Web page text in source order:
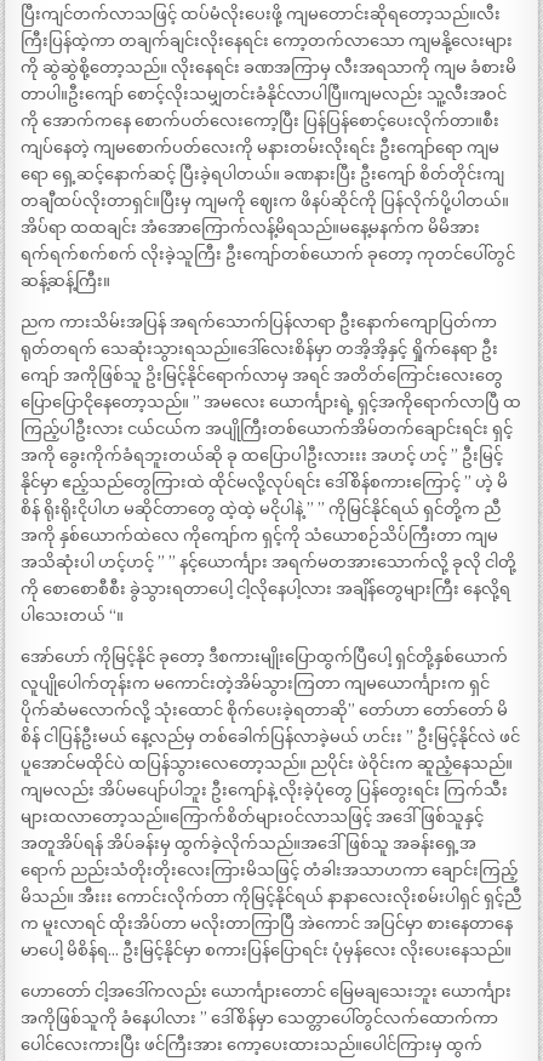
ပြီးကျင်တက်လာသဖြင့် ထပ်မံလိုးပေးဖို့ ကျမတောင်းဆိုရတော့သည်။လီး
ကြီးပြန်ထဲ့ကာ တချက်ချင်းလိုးနေရင်း ကော့တက်လာသော ကျမနို့လေးများ
ကို ဆွဲဆွဲစို့တော့သည်။ လိုးနေရင်း ခဏအကြာမှ လီးအရသာကို ကျမ ခံစားမိ
တာပါ။ဦးကျော် စောင့်လိုးသမျှတင်းခံနိုင်လာပါပြီ။ကျမလည်း သူ့လီးအဝင်
ကို အောက်ကနေ စောက်ပတ်လေးကော့ပြီး ပြန်ပြန်စောင့်ပေးလိုက်တာ။စီး
ကျပ်နေတဲ့ ကျမစောက်ပတ်လေးကို မနားတမ်းလိုးရင်း ဦးကျော်ရော ကျမ
ရော ရှေ့ဆင့်နောက်ဆင့် ပြီးခဲ့ရပါတယ်။ ခဏနားပြီး ဦးကျော် စိတ်တိုင်းကျ
တချီထပ်လိုးတာရှင်။ပြီးမှ ကျမကို ဈေးက ဖိနပ်ဆိုင်ကို ပြန်လိုက်ပို့ပါတယ်။
အိပ်ရာ ထထချင်း အံအောကြောက်လန့်မိရသည်။မနေ့မနက်က မိမိအား
ရက်ရက်စက်စက် လိုးခဲ့သူကြီး ဦးကျော်တစ်ယောက် ခုတော့ ကုတင်ပေါ်တွင်
ဆန့်ဆန့်ကြီး။
ညက ကားသိမ်းအပြန် အရက်သောက်ပြန်လာရာ ဦးနောက်ကျောပြတ်ကာ
ရုတ်တရက် သေဆုံးသွားရသည်။ဒေါ်လေးစိန်မှာ တအိ့အိ့နှင့် ရှိုက်နေရာ ဦး
ကျော် အကိုဖြစ်သူ ဥိးမြင့်နိုင်ရောက်လာမှ အရင် အတိတ်ကြောင်းလေးတွေ
ပြောပြောငိုနေတော့သည်။ ” အမလေး ယောင်္ကျားရဲ့ ရှင့်အကိုရောက်လာပြီ ထ
ကြည့်ပါဦးလား ငယ်ငယ်က အပျိုကြီးတစ်ယောက်အိမ်တက်ချောင်းရင်း ရှင့်
အကို ခွေးကိုက်ခံရဘူးတယ်ဆို ခု ထပြောပါဦးလားးး အဟင့် ဟင့် ” ဦးမြင့်
နိုင်မှာ ဧည့်သည်တွေကြားထဲ ထိုင်မလို့လုပ်ရင်း ဒေါ်စိန်စကားကြောင့် ” ဟဲ့ မိ
စိန် ရိုးရိုးငိုပါဟ မဆိုင်တာတွေ ထဲ့ထဲ့ မငိုပါနဲ့ ” ” ကိုမြင်နိုင်ရယ် ရှင်တို့က ညီ
အကို နှစ်ယောက်ထဲလေ ကိုကျော်က ရှင့်ကို သံယောစဉ်သိပ်ကြီးတာ ကျမ
အသိဆုံးပါ ဟင့်ဟင့် ” ” နင့်ယောင်္ကျား အရက်မတအားသောက်လို့ ခုလို ငါတို့
ကို စောစောစီစီး ခွဲသွားရတာပေါ့ ငါ့လိုနေပါ့လား အချိန်တွေများကြီး နေလို့ရ
ပါသေးတယ် “။
အော်ဟော် ကိုမြင့်နိုင် ခုတော့ ဒီစကားမျိုးပြောထွက်ပြီပေါ့ ရှင်တို့နှစ်ယောက်
လူပျိုပေါက်တုန်းက မကောင်းတဲ့အိမ်သွားကြတာ ကျမယောင်္ကျားက ရှင်
ပိုက်ဆံမလောက်လို့ သုံးထောင် စိုက်ပေးခဲ့ရတာဆို” တော်ဟာ တော်တော် မိ
စိန် ငါပြန်ဦးမယ် နေ့လည်မှ တစ်ခေါက်ပြန်လာခဲ့မယ် ဟင်းး ” ဦးမြင့်နိုင်လဲ ဖင်
ပူအောင်မထိုင်ပဲ ထပြန်သွားလေတော့သည်။ ညပိုင်း ဖဲဝိုင်းက ဆူညံ့နေသည်။
ကျမလည်း အိပ်မပျော်ပါဘူး ဦးကျော်နဲ့ လိုးခဲ့ပုံတွေ ပြန်တွေးရင်း ကြက်သီး
များထလာတော့သည်။ကြောက်စိတ်များဝင်လာသဖြင့် အဒေါ်ဖြစ်သူနှင့်
အတူအိပ်ရန် အိပ်ခန်းမှ ထွက်ခဲ့လိုက်သည်။အဒေါ်ဖြစ်သူ အခန်းရှေ့အ
ရောက် ညည်းသံတိုးတိုးလေးကြားမိသဖြင့် တံခါးအသာဟကာ ချောင်းကြည့်
မိသည်။ အီးးး ကောင်းလိုက်တာ ကိုမြင့်နိုင်ရယ် နာနာလေးလိုးစမ်းပါရှင် ရှင့်ညီ
က မူးလာရင် ထိုးအိပ်တာ မလိုးတာကြာပြီ အဲကောင် အပြင်မှာ စားနေတာနေ
မာပေါ့ မိစိန်ရ… ဦးမြင့်နိုင်မှာ စကားပြန်ပြောရင်း ပုံမှန်လေး လိုးပေးနေသည်။
ဟောတော် ငါ့အဒေါ်ကလည်း ယောင်္ကျားတောင် မြေမချသေးဘူး ယောင်္ကျား
အကိုဖြစ်သူကို ခံနေပါလား ” ဒေါ်စိန်မှာ သေတ္တာပေါ်တွင်လက်ထောက်ကာ
ပေါင်လေးကားပြီး ဖင်ကြီးအား ကော့ပေးထားသည်။ပေါင်ကြားမှ ထွက်